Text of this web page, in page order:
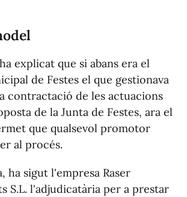
explicat que si abans era el
de Festes el que gestionava
contractació de les actuacions
de la Junta de Festes, ara el
que qualsevol promotor
al procés.
ha sigut l'empresa Raser
S.L. l'adjudicatària per a prestar